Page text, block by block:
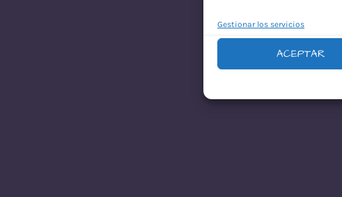
Gestionar los servicios
ACEPTAR